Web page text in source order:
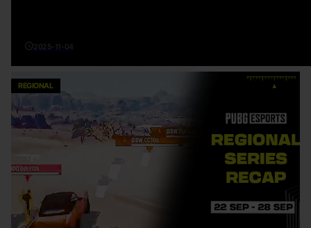
2025-11-04
REGIONAL